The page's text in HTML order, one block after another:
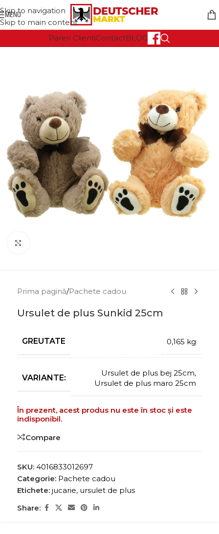
Skip to navigation
Skip to main content
MENU
Pareri ClientiContactBLOG
Prima pagină/Pachete cadou
Ursulet de plus Sunkid 25cm
GREUTATE 0,165 kg
VARIANTE: Ursulet de plus bej 25cm,
Ursulet de plus maro 25cm
În prezent, acest produs nu este în stoc și este
indisponibil.
Compare
SKU: 4016833012697
Categorie: Pachete cadou
Etichete: jucarie, ursulet de plus
Share: